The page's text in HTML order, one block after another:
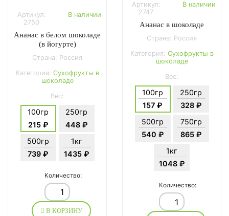
Артикул:
2750
В наличии
Ананас в белом шоколаде
(в йогурте)
Страна: Россия
Категория: Сухофрукты в
шоколаде
Вес:
100гр
215 ₽
250гр
448 ₽
500гр
739 ₽
1кг
1435 ₽
Количество:
В КОРЗИНУ
Артикул:
2747
В наличии
Ананас в шоколаде
Страна: Россия
Категория: Сухофрукты в
шоколаде
Вес:
100гр
157 ₽
250гр
328 ₽
500гр
540 ₽
750гр
865 ₽
1кг
1048 ₽
Количество: